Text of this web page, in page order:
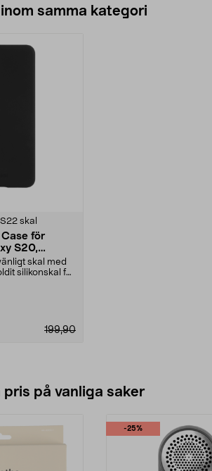
samma kategori
skal
för
S20,
skal med
silikonskal för
199,90
pris på vanliga saker
-25%